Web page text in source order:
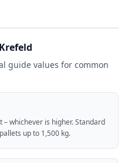
guide values for common
whichever is higher. Standard
up to 1,500 kg.